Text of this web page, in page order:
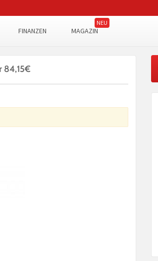
FINANZEN MAGAZIN
84,15€